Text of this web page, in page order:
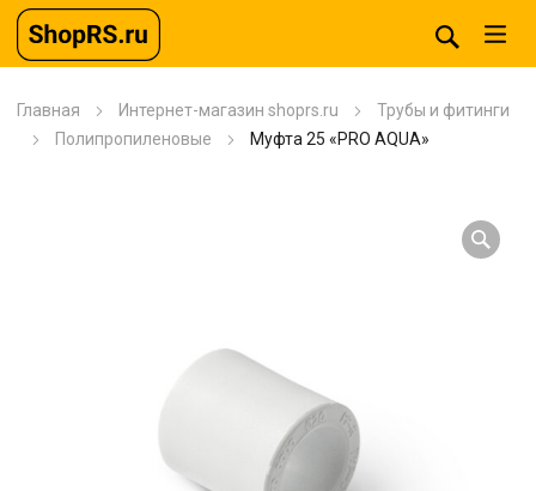
Главная Интернет-магазин shoprs.ru
Трубы и фитинги
Полипропиленовые
Муфта 25 «PRO AQUA»